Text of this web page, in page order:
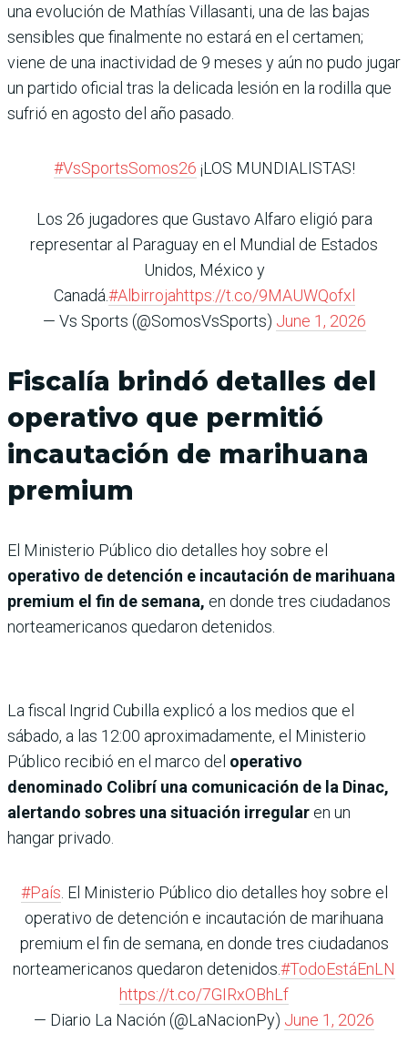
una evolución de Mathías Villasanti, una de las bajas
sensibles que finalmente no estará en el certamen;
viene de una inactividad de 9 meses y aún no pudo jugar
un partido oficial tras la delicada lesión en la rodilla que
sufrió en agosto del año pasado.
#VsSportsSomos26 ¡LOS MUNDIALISTAS!
Los 26 jugadores que Gustavo Alfaro eligió para
representar al Paraguay en el Mundial de Estados
Unidos, México y
Canadá.#Albirrojahttps://t.co/9MAUWQofxl
— Vs Sports (@SomosVsSports) June 1, 2026
Fiscalía brindó detalles del
operativo que permitió
incautación de marihuana
premium
El Ministerio Público dio detalles hoy sobre el
operativo de detención e incautación de marihuana
premium el fin de semana, en donde tres ciudadanos
norteamericanos quedaron detenidos.
La fiscal Ingrid Cubilla explicó a los medios que el
sábado, a las 12:00 aproximadamente, el Ministerio
Público recibió en el marco del operativo
denominado Colibrí una comunicación de la Dinac,
alertando sobres una situación irregular en un
hangar privado.
#País . El Ministerio Público dio detalles hoy sobre el
operativo de detención e incautación de marihuana
premium el fin de semana, en donde tres ciudadanos
norteamericanos quedaron detenidos.#TodoEstáEnLN
https://t.co/7GIRxOBhLf
— Diario La Nación (@LaNacionPy) June 1, 2026